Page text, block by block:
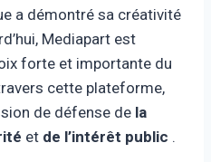
a démontré sa créativité
Mediapart est
forte et importante du
cette plateforme,
de défense de la
et de l’intérêt public .